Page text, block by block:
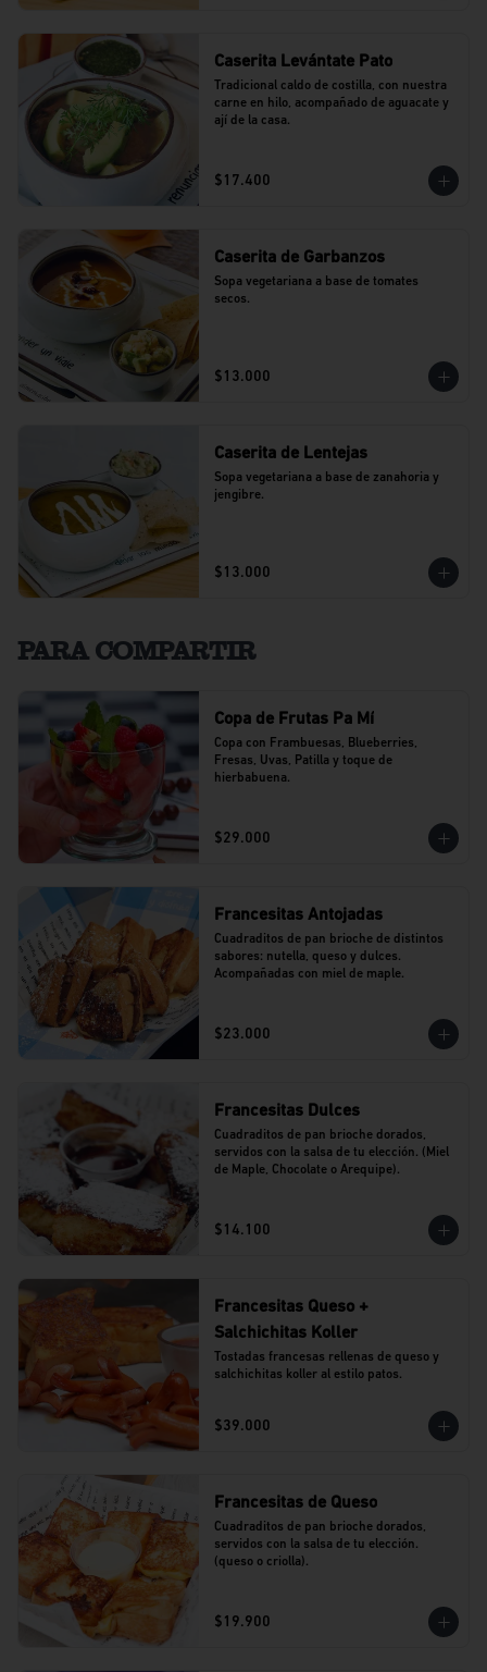
Caserita Levántate Pato
Tradicional caldo de costilla, con nuestra
carne en hilo, acompañado de aguacate y
ají de la casa.
$17.400
Caserita de Garbanzos
Sopa vegetariana a base de tomates
secos.
$13.000
Caserita de Lentejas
Sopa vegetariana a base de zanahoria y
jengibre.
$13.000
PARA COMPARTIR
Copa de Frutas Pa Mí
Copa con Frambuesas, Blueberries,
Fresas, Uvas, Patilla y toque de
hierbabuena.
$29.000
Francesitas Antojadas
Cuadraditos de pan brioche de distintos
sabores: nutella, queso y dulces.
Acompañadas con miel de maple.
$23.000
Francesitas Dulces
Cuadraditos de pan brioche dorados,
servidos con la salsa de tu elección. (Miel
de Maple, Chocolate o Arequipe).
$14.100
Francesitas Queso +
Salchichitas Koller
Tostadas francesas rellenas de queso y
salchichitas koller al estilo patos.
$39.000
Francesitas de Queso
Cuadraditos de pan brioche dorados,
servidos con la salsa de tu elección.
(queso o criolla).
$19.900